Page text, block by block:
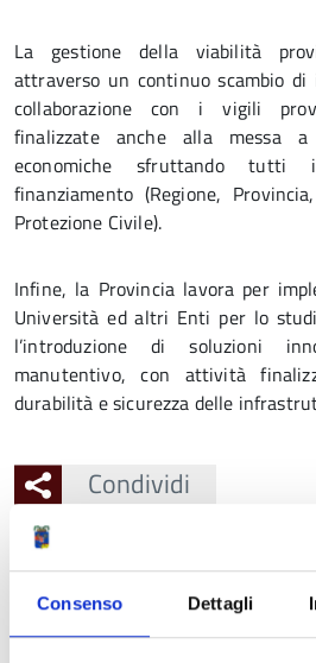
Consenso Dettagli
La gestione della viabilità
attraverso un continuo scambio
collaborazione con i vigili
finalizzate anche alla messa
economiche sfruttando
finanziamento (Regione,
Protezione Civile).
Infine, la Provincia lavora per
Università ed altri Enti per lo
l’introduzione di soluzioni
manutentivo, con attività
durabilità e sicurezza delle
Condividi
Ingrandisci
l'immagine